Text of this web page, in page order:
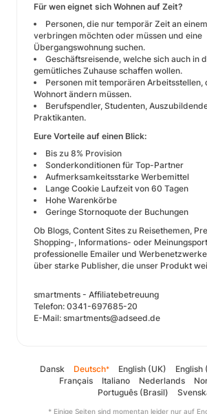
Für wen eignet sich Wohnen auf Zeit?
Personen, die nur temporär Zeit an
verbringen möchten oder müssen und eine
Übergangswohnung suchen.
Geschäftsreisende, welche sich auch in
gemütliches Zuhause schaffen wollen.
Personen mit temporären Arbeitsstellen,
Wohnort ändern müssen.
Berufspendler, Studenten,
Praktikanten.
Eure Vorteile auf einen Blick:
Bis zu 8% Provision
Sonderkonditionen für Top-Partner
Aufmerksamkeitsstarke Werbemittel
Lange Cookie Laufzeit von 60 Tagen
Hohe Warenkörbe
Geringe Stornoquote der Buchungen
Ob Blogs, Content Sites zu Reisethemen,
Shopping-, Informations- oder
professionelle Emailer und
über starke Publisher, die unser Produkt
smartments - Affiliatebetreuung
Telefon: 0341-697685-20
E-Mail: smartments@adseed.de
Dansk Deutsch* English (UK) English
Français
Italiano Nederlands
Português (Brasil)
* Einige Seiten sind momentan leider nur auf